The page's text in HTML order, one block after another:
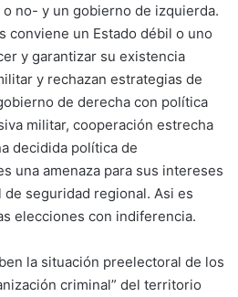
no- y un gobierno de izquierda.
conviene un Estado débil o uno
y garantizar su existencia
y rechazan estrategias de
de derecha con política
militar, cooperación estrecha
decidida política de
una amenaza para sus intereses
seguridad regional. Asi es
elecciones con indiferencia.
la situación preelectoral de los
criminal” del territorio